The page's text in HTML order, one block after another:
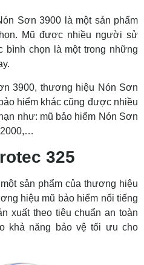
Sơn 3900 là một sản phẩm
Mũ được nhiều người sử
bình chọn là một trong những
3900, thương hiệu Nón Sơn
hiểm khác cũng được nhiều
như: mũ bảo hiểm Nón Sơn
2000,…
325
sản phẩm của thương hiệu
hiệu mũ bảo hiểm nổi tiếng
xuất theo tiêu chuẩn an toàn
khả năng bảo vệ tối ưu cho